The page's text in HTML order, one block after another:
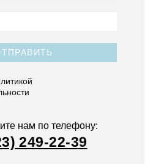
нам по телефону:
249-22-39